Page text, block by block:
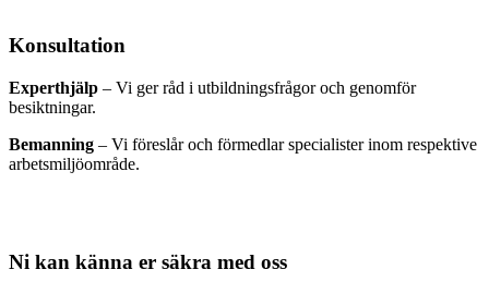
Konsultation​
Experthjälp – Vi ger råd i utbildningsfrågor och genomför
besiktningar.
Bemanning – Vi föreslår och förmedlar specialister inom respektive
arbetsmiljöområde.
Ni kan känna er säkra med oss